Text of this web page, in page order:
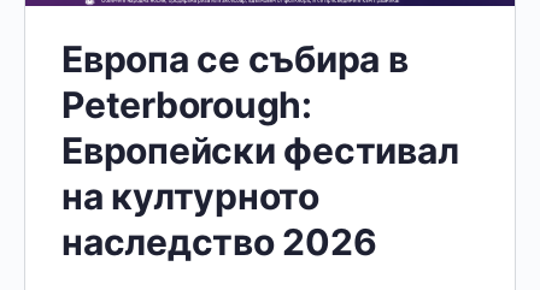
Европа се събира в
Peterborough:
Европейски фестивал
на културното
наследство 2026